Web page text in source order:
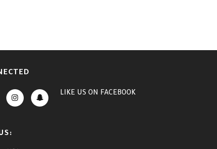
LIKE US ON FACEBOOK